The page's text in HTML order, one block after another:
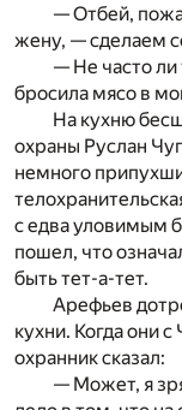
— Отбей,
жену, — сделаем
— Не часто ли
бросила мясо в
На кухню
охраны Руслан
немного
с едва уловимым
пошел, что
быть тет-а-тет.
Арефьев
кухни. Когда они
охранник сказал:
— Может, я